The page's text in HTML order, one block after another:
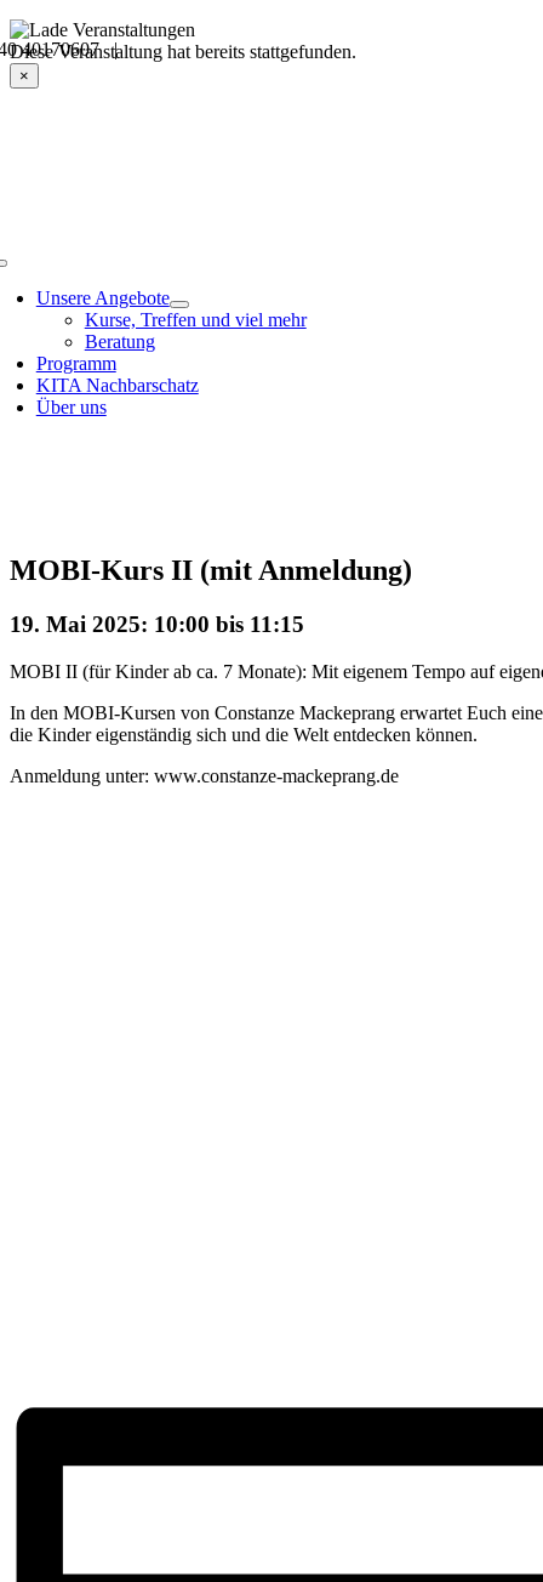
Skip
to
content
40170607 |
Unsere Angebote
Kurse, Treffen und viel mehr
Beratung
Programm
KITA Nachbarschatz
Über uns
Veranstaltungsdetails
Diese Veranstaltung hat bereits stattgefunden.
×
MOBI-Kurs II (mit Anmeldung)
19. Mai 2025: 10:00 bis 11:15
MOBI II (für Kinder ab ca. 7 Monate): Mit eigenem Tempo auf
In den MOBI-Kursen von Constanze Mackeprang erwartet Euch
die Kinder eigenständig sich und die Welt entdecken können.
Anmeldung unter: www.constanze-mackeprang.de